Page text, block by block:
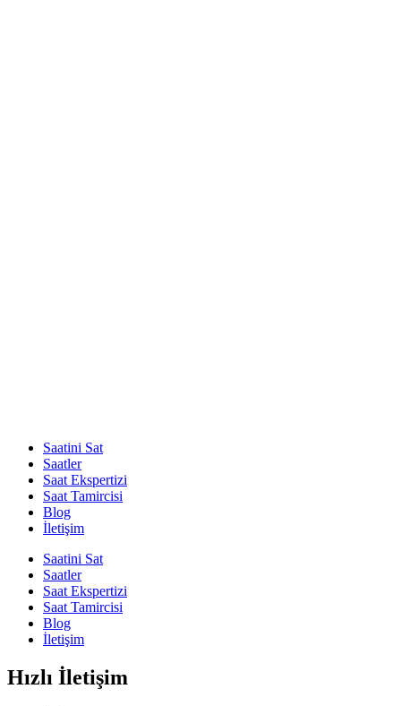
Saatini Sat
Saatler
Saat Ekspertizi
Saat Tamircisi
Blog
İletişim
Saatini Sat
Saatler
Saat Ekspertizi
Saat Tamircisi
Blog
İletişim
Hızlı İletişim